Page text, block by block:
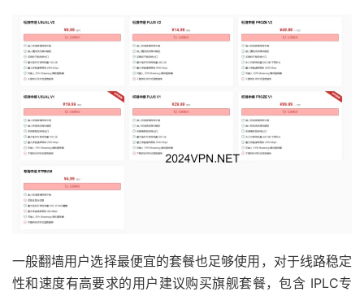
一般翻墙用户选择最便宜的套餐也足够使用，对于线路稳定
性和速度有高要求的用户建议购买旗舰套餐，包含 IPLC专